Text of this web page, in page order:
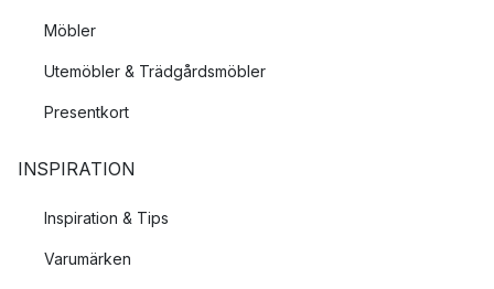
Möbler
Utemöbler & Trädgårdsmöbler
Presentkort
INSPIRATION
Inspiration & Tips
Varumärken